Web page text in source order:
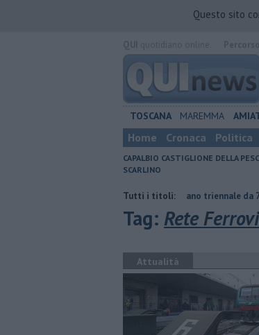
Questo sito
TOSCANA MAREMMA
Home Cronaca Politica
CAPALBIO CASTIGLIONE DELLA
SCARLINO
Tutti i titoli:
Porti regionali, piano triennale da 7,5 milioni
Tag: Rete
Attualità